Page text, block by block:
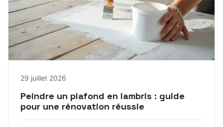
29 juillet 2026
Peindre un plafond en lambris : guide
pour une rénovation réussie